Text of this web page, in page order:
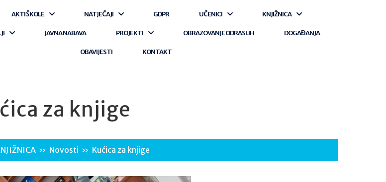
AKTI ŠKOLE NATJEČAJI GDPR UČENICI KNJIŽNICA
JAVNA NABAVA PROJEKTI OBRAZOVANJE ODRASLIH DOGAĐANJA
OBAVIJESTI KONTAKT
za knjige
» Novosti » Kućica za knjige